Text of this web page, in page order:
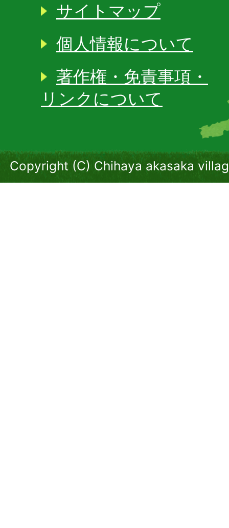
サイトマップ
個人情報について
著作権・免責事項・
リンクについて
Copyright (C) Chihaya akasaka